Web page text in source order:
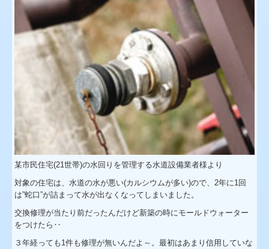
某市民住宅(21世帯)の水回りを管理する水道設備業者様より
対象の住宅は、水道の水が悪い(カルシウムが多い)ので、2年に1回
は”蛇口”が詰まって水が出なくなってしまいました。
交換修理が当たり前だったんだけど新築の時にモールドウォーター
をつけたら‥
３年経っても1件も修理が無いんだよ～。最初はあまり信用していな